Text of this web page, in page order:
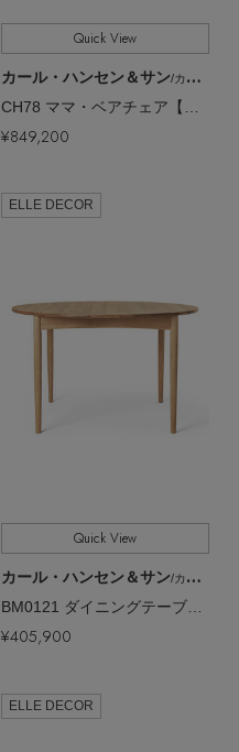
Quick View
カール・ハンセン＆サン/カール・ハンセン＆サン
¥849,200
ELLE DECOR
Quick View
カール・ハンセン＆サン/カール・ハンセン＆サン
BM0121 ダイニングテーブル【メーカー取り寄せ】
¥405,900
ELLE DECOR